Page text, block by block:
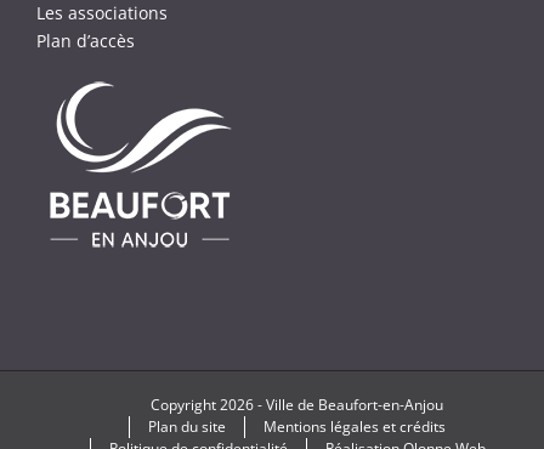
Les associations
Plan d’accès
Copyright2026 -Ville de Beaufort-en-Anjou
Plan du site
Mentions légales et crédits